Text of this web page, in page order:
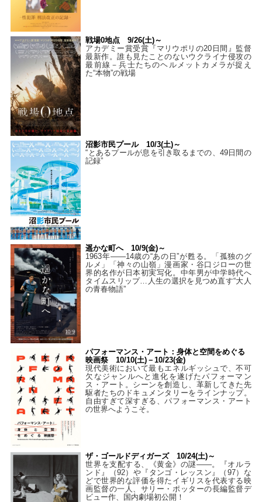
戦場0地点 9/26(土)～
アカデミー賞受賞『マリウポリの20日間』監督
最新作。誰も見たことのないウクライナ侵攻の
最前線－兵士たちのヘルメットカメラが捉え
た“本物”の戦場
沼影市民プール 10/3(土)～
“とあるプールが息を引き取るまでの、49日間の
記録”
遥かな町へ 10/9(金)～
1963年――14歳の“あの日”が甦る。「孤独のグ
ルメ」「神々の山嶺」漫画家・谷口ジローの世
界的名作が日本初実写化。中年男が中学時代へ
タイムスリップ…人生の選択を見つめ直す“大人
の青春物語”
パフォーマンス・アート：身体と空間をめぐる
映画祭 10/10(土)－10/23(金)
現代美術において最もエネルギッシュで、不可
欠なジャンルへと進化を遂げたパフォーマン
ス・アート。シーンを創造し、革新してきた先
駆者たちのドキュメンタリーをラインナップ。
自由すぎて深すぎる、パフォーマンス・アート
の世界へようこそ。
ザ・ゴールドディガーズ 10/24(土)～
世界を支配する、《黄金》の謎――。『オルラ
ンド』（92）や『タンゴ・レッスン』（97）な
どで世界的な評価を得たイギリスを代表する映
画監督の一人、サリー・ポッターの長編監督デ
ビュー作、国内劇場初公開！